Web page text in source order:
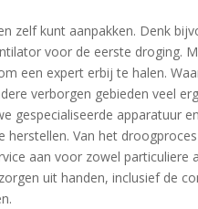
zelf kunt aanpakken.​ Denk
voor de eerste droging.​
een expert erbij te halen.​
verborgen gebieden veel
gespecialiseerde apparatuur
Van het
aan voor zowel particuliere
uit handen, inclusief de